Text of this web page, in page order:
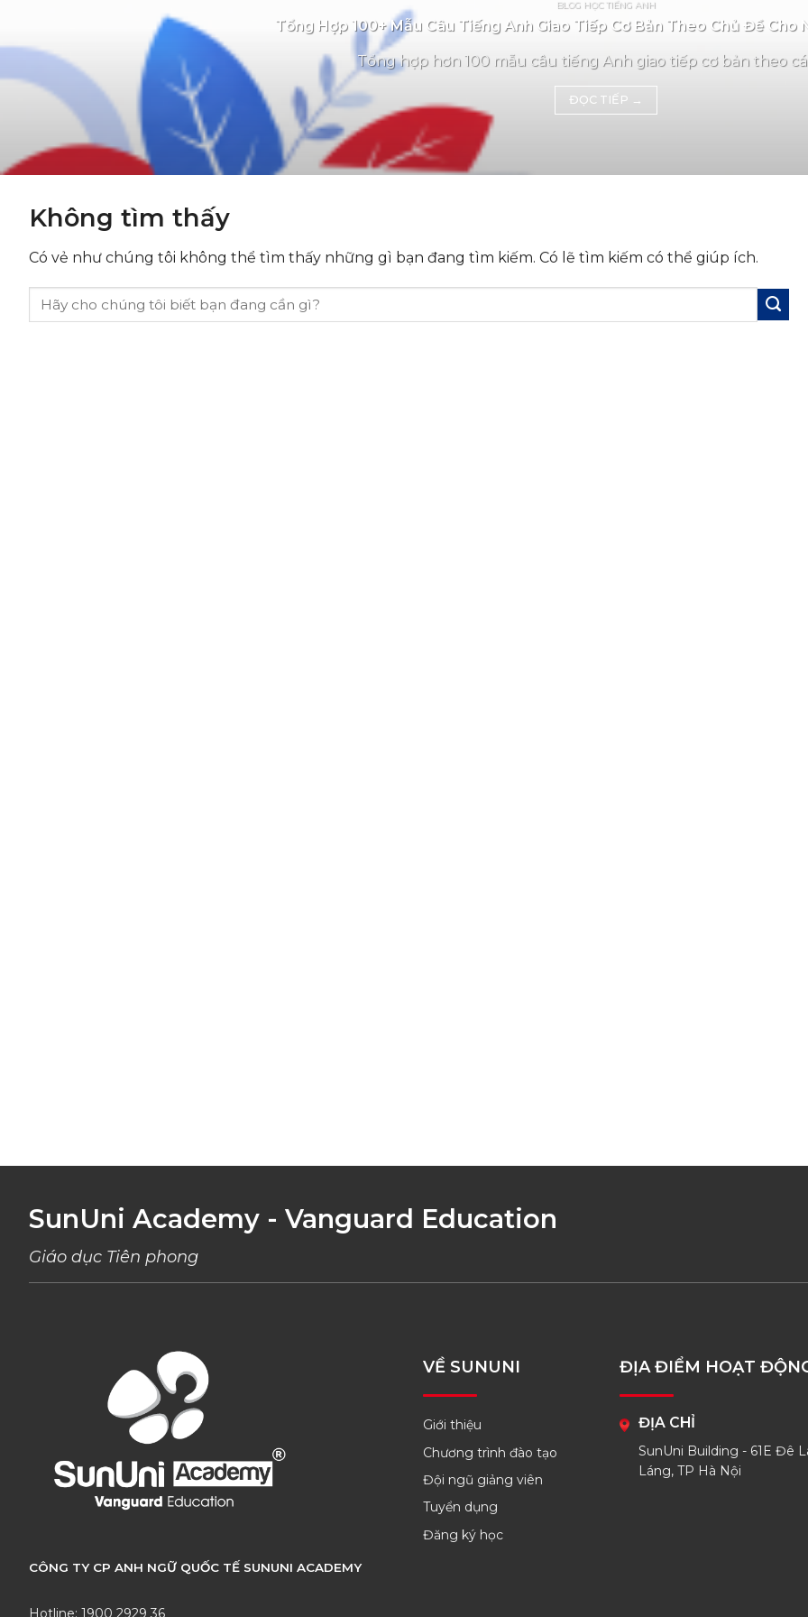
BLOG HỌC TIẾNG ANH
Tổng Hợp 100+ Mẫu Câu Tiếng Anh Giao Tiếp Cơ Bản Theo Chủ Đề Cho
Tổng hợp hơn 100 mẫu câu tiếng Anh giao tiếp cơ bản theo
ĐỌC TIẾP →
Không tìm thấy
Có vẻ như chúng tôi không thể tìm thấy những gì bạn đang tìm kiếm. Có lẽ tìm kiếm có thể giúp ích.
SunUni Academy - Vanguard Education
Giáo dục Tiên phong
CÔNG TY CP ANH NGỮ QUỐC TẾ SUNUNI ACADEMY
Hotline: 1900 2929 36
VỀ SUNUNI
Giới thiệu
Chương trình đào tạo
Đội ngũ giảng viên
Tuyển dụng
Đăng ký học
ĐỊA ĐIỂM HOẠT
ĐỊA CHỈ
SunUni Building - 61E Đê
Láng, TP Hà Nội